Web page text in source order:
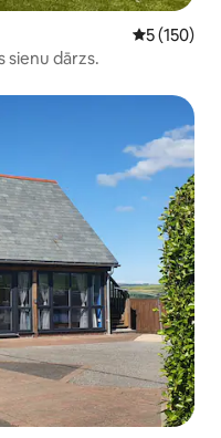
Vidējais
5 (150)
sienu dārzs.